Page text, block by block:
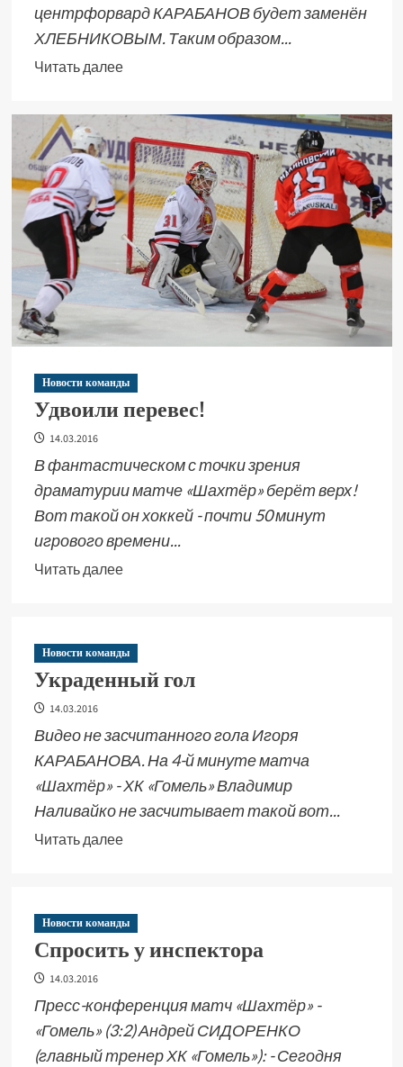
центрфорвард КАРАБАНОВ будет заменён
ХЛЕБНИКОВЫМ. Таким образом...
Читать далее
Новости команды
Удвоили перевес!
14.03.2016
В фантастическом с точки зрения
драматурии матче «Шахтёр» берёт верх!
Вот такой он хоккей - почти 50 минут
игрового времени...
Читать далее
Новости команды
Украденный гол
14.03.2016
Видео не засчитанного гола Игоря
КАРАБАНОВА. На 4-й минуте матча
«Шахтёр» - ХК «Гомель» Владимир
Наливайко не засчитывает такой вот...
Читать далее
Новости команды
Спросить у инспектора
14.03.2016
Пресс-конференция матч «Шахтёр» -
«Гомель» (3:2) Андрей СИДОРЕНКО
(главный тренер ХК «Гомель»): - Сегодня